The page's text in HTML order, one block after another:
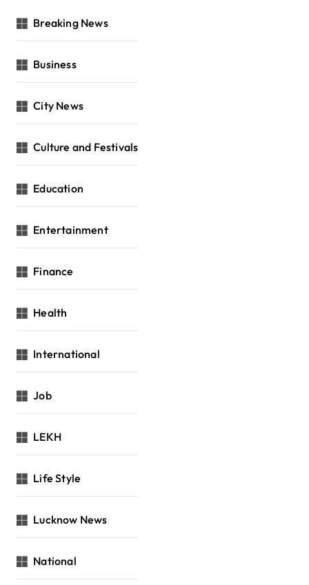
Breaking News
Business
City News
Culture and Festivals
Education
Entertainment
Finance
Health
International
Job
LEKH
Life Style
Lucknow News
National